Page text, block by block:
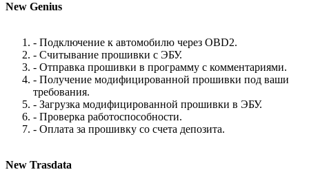
New Genius
- Подключение к автомобилю через OBD2.
- Считывание прошивки с ЭБУ.
- Отправка прошивки в программу с комментариями.
- Получение модифицированной прошивки под ваши
требования.
- Загрузка модифицированной прошивки в ЭБУ.
- Проверка работоспособности.
- Оплата за прошивку со счета депозита.
New Trasdata